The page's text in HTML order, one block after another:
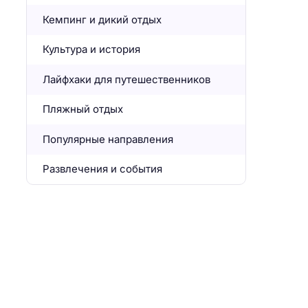
Кемпинг и дикий отдых
Культура и история
Лайфхаки для путешественников
Пляжный отдых
Популярные направления
Развлечения и события